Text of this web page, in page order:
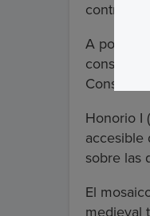
A poca
Honorio I
accesible
sobre las
El
medieval